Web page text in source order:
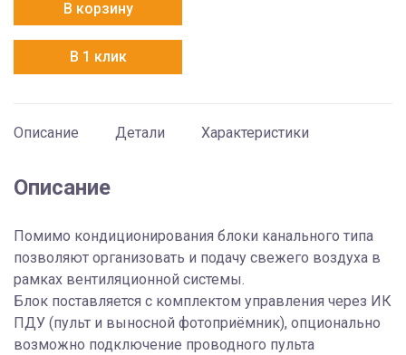
ZACD/I-
09
В корзину
В 1 клик
Описание Детали Характеристики
Описание
Помимо кондиционирования блоки канального типа
позволяют организовать и подачу свежего воздуха в
рамках вентиляционной системы.
Блок поставляется с комплектом управления через ИК
ПДУ (пульт и выносной фотоприёмник), опционально
возможно подключение проводного пульта